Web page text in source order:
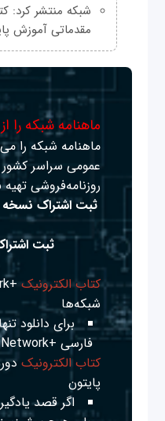
شبکه منتشر کرد:
مقدماتی آموزش
ماهنامه شبکه را
ماهنامه شبکه را
عمومی سراسر کشور
روزنامه‌فروشی تهیه
ثبت اشتراک نسخه
ثبت
کتاب الکترونیک
شبکه‌ها
برای دانلود
فارسی +Network
کتاب الکترونیک
پایتون
اگر قصد